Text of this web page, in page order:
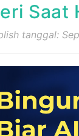
Saat
tanggal: